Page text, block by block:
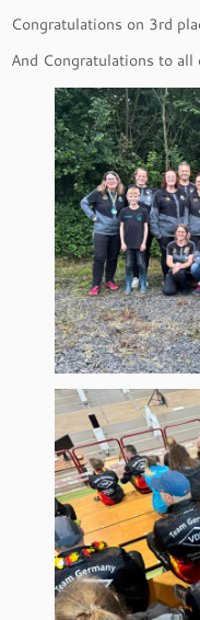
Congratulations on 3rd
And Congratulations to all